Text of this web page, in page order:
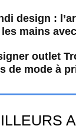
design :
mains
outlet
de mode à